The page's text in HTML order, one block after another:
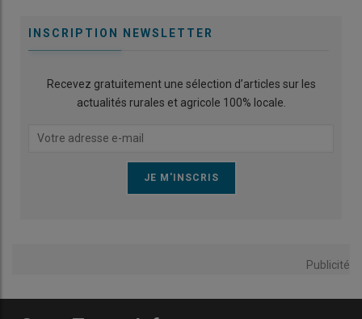
INSCRIPTION NEWSLETTER
Recevez gratuitement une sélection d’articles sur les
actualités rurales et agricole 100% locale.
Publicité